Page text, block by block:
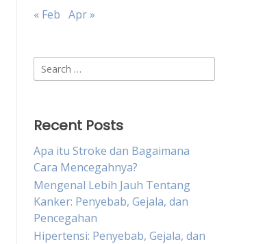
« Feb Apr »
Search
for:
Recent Posts
Apa itu Stroke dan Bagaimana
Cara Mencegahnya?
Mengenal Lebih Jauh Tentang
Kanker: Penyebab, Gejala, dan
Pencegahan
Hipertensi: Penyebab, Gejala, dan